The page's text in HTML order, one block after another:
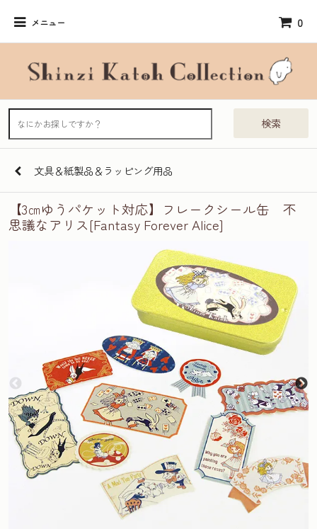
メニュー 0
検索
文具＆紙製品＆ラッピング用品
【3㎝ゆうパケット対応】フレークシール缶 不
思議なアリス[Fantasy Forever Alice]